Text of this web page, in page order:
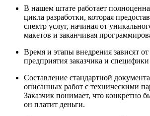
В нашем штате работает
цикла разработки, которая
спектр услуг, начиная от
макетов и заканчивая
Время и этапы внедрения зависят от
предприятия заказчика и специфики
Составление стандартной
описанных работ с техническими
Заказчик понимает, что конкретно
он платит деньги.